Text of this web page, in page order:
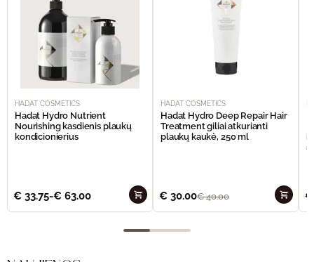
HADAT COSMETICS
Hadat Hydro Nutrient
Nourishing kasdienis plaukų
kondicionierius
€ 33.75-€ 63.00
HADAT COSMETICS
Hadat Hydro Deep Repair Hair
Treatment giliai atkurianti
plaukų kaukė, 250 ml
€ 30.00€40.00 €